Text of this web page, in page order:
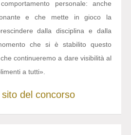
personale: anche
e che mette in gioco la
dalla disciplina e dalla
che si è stabilito questo
continueremo a dare visibilità al
a tutti».
del concorso